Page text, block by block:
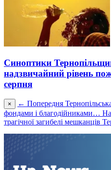
Синоптики
надзвичайний рівень
серпня
× ← Попередня
фондaми і блaгодійникaми…
трагічної загибелі мешканців